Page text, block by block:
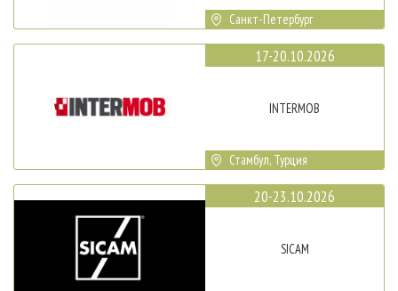
Санкт-Петербург
17-20.10.2026
INTERMOB
Стамбул, Турция
20-23.10.2026
SICAM